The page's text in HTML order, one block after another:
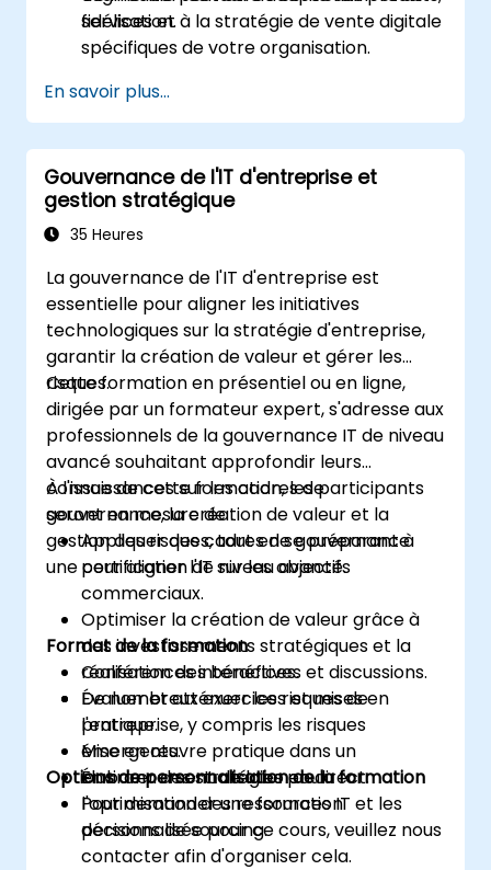
fidélisation.
services et à la stratégie de vente digitale
spécifiques de votre organisation.
En savoir plus...
Gouvernance de l'IT d'entreprise et
gestion stratégique
35 Heures
La gouvernance de l'IT d'entreprise est
essentielle pour aligner les initiatives
technologiques sur la stratégie d'entreprise,
garantir la création de valeur et gérer les
risques.
Cette formation en présentiel ou en ligne,
dirigée par un formateur expert, s'adresse aux
professionnels de la gouvernance IT de niveau
avancé souhaitant approfondir leurs
connaissances sur les cadres de
gouvernance, la création de valeur et la
gestion des risques, tout en se préparant à
une certification de niveau avancé.
À l'issue de cette formation, les participants
seront en mesure de :
Appliquer des cadres de gouvernance
pour aligner l'IT sur les objectifs
commerciaux.
Optimiser la création de valeur grâce à
des investissements stratégiques et la
réalisation des bénéfices.
Évaluer et atténuer les risques de
l'entreprise, y compris les risques
émergents.
Élaborer des stratégies pour
l'optimisation des ressources IT et les
décisions de sourcing.
Format de la formation
Conférences interactives et discussions.
De nombreux exercices et mises en
pratique.
Mise en œuvre pratique dans un
environnement de labo en direct.
Options de personnalisation de la formation
Pour demander une formation
personnalisée pour ce cours, veuillez nous
contacter afin d'organiser cela.